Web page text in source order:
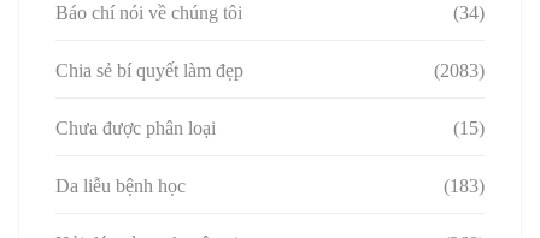
Báo chí nói về chúng tôi (34)
Chia sẻ bí quyết làm đẹp (2083)
Chưa được phân loại (15)
Da liễu bệnh học (183)